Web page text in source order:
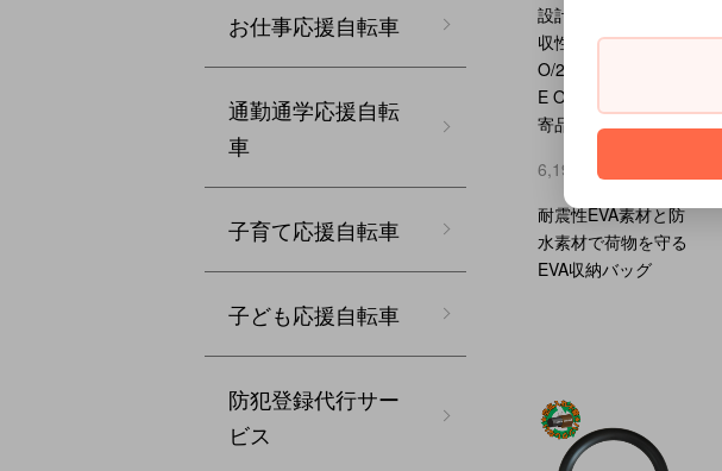
設計 防水性 衝撃吸
収性 AIR 20/20 PR
O/20 ULTRA A DEC
E OASIS 純正品 取
寄品
6,199円(税込)
耐震性EVA素材と防
水素材で荷物を守る
EVA収納バッグ
お仕事応援自転車
通勤通学応援自転
車
子育て応援自転車
子ども応援自転車
防犯登録代行サー
ビス